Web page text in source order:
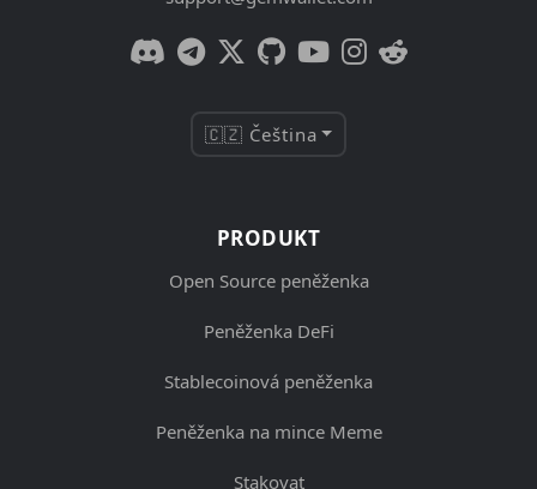
🇨🇿 Čeština
PRODUKT
Open Source peněženka
Peněženka DeFi
Stablecoinová peněženka
Peněženka na mince Meme
Stakovat